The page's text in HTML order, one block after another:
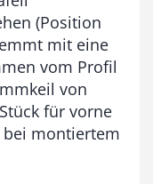
(Position
mit eine
vom Profil
von
für vorne
bei montiertem